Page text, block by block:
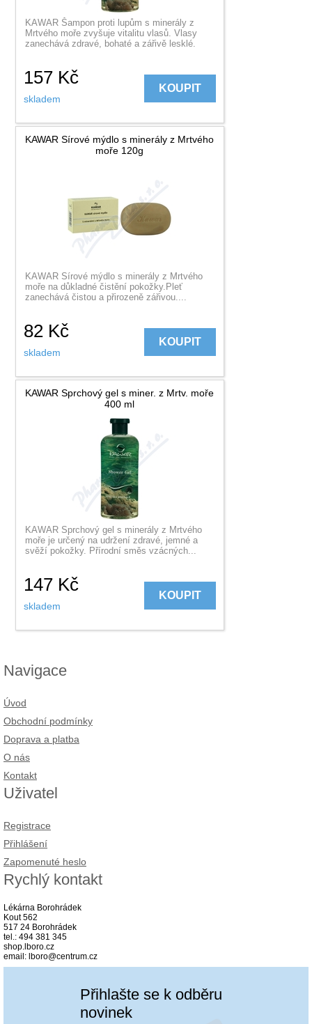
KAWAR Šampon proti lupům s minerály z
Mrtvého moře zvyšuje vitalitu vlasů. Vlasy
zanechává zdravé, bohaté a zářivě lesklé.
157 Kč
skladem
KOUPIT
KAWAR Sírové mýdlo s minerály z Mrtvého
moře 120g
KAWAR Sírové mýdlo s minerály z Mrtvého
moře na důkladné čistění pokožky.Pleť
zanechává čistou a přirozeně zářivou....
82 Kč
skladem
KOUPIT
KAWAR Sprchový gel s miner. z Mrtv. moře
400 ml
KAWAR Sprchový gel s minerály z Mrtvého
moře je určený na udržení zdravé, jemné a
svěží pokožky. Přírodní směs vzácných...
147 Kč
skladem
KOUPIT
Navigace
Úvod
Obchodní podmínky
Doprava a platba
O nás
Kontakt
Uživatel
Registrace
Přihlášení
Zapomenuté heslo
Rychlý kontakt
Lékárna Borohrádek
Kout 562
517 24 Borohrádek
tel.: 494 381 345
shop.lboro.cz
email: lboro@centrum.cz
Přihlašte se k odběru
novinek